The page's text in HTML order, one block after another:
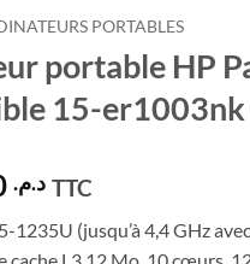
PORTABLES
portable HP
15-er1003nk
د.م. TTC
(jusqu’à 4,4 GHz